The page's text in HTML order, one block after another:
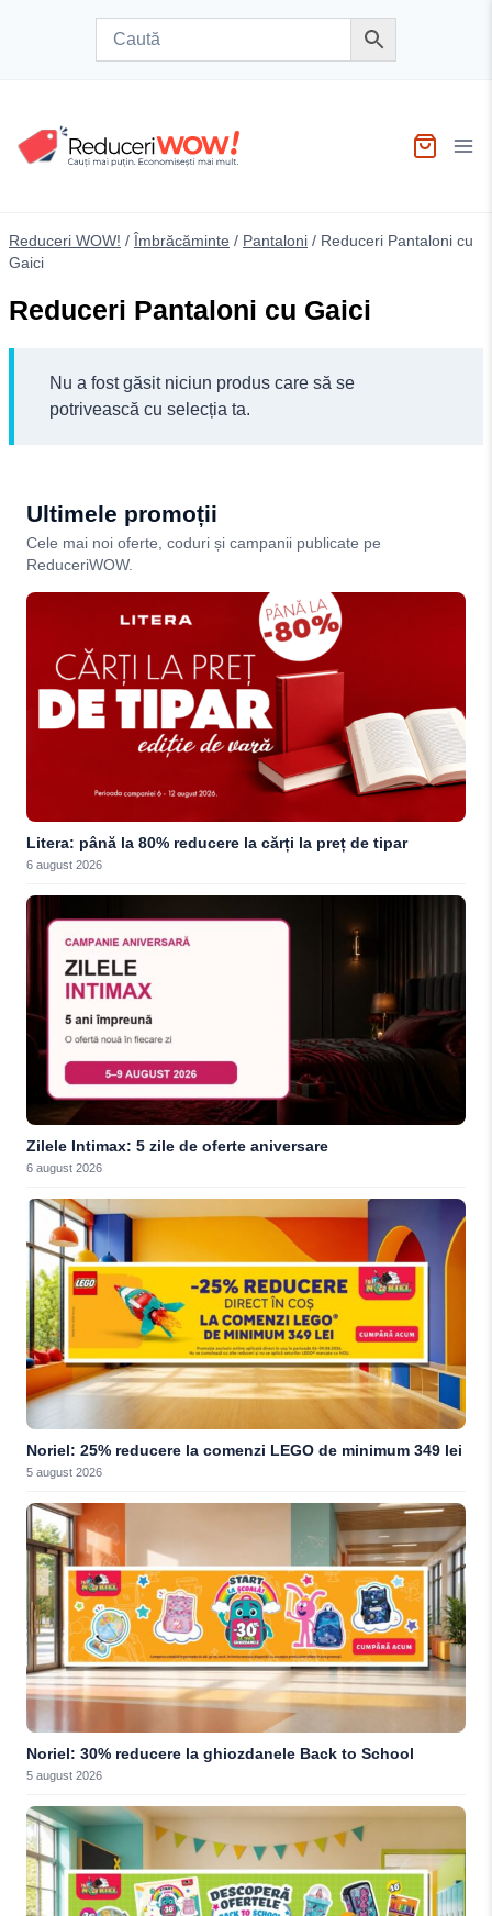
Reduceri WOW! / Îmbrăcăminte / Pantaloni / Reduceri Pantaloni cu
Gaici
Reduceri Pantaloni cu Gaici
Nu a fost găsit niciun produs care să se
potrivească cu selecția ta.
Ultimele promoții
Cele mai noi oferte, coduri și campanii publicate pe
ReduceriWOW.
Litera: până la 80% reducere la cărți la preț de tipar
6 august 2026
Zilele Intimax: 5 zile de oferte aniversare
6 august 2026
Noriel: 25% reducere la comenzi LEGO de minimum 349 lei
5 august 2026
Noriel: 30% reducere la ghiozdanele Back to School
5 august 2026